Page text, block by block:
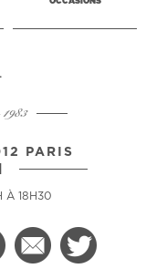
PARIS
À 18H30